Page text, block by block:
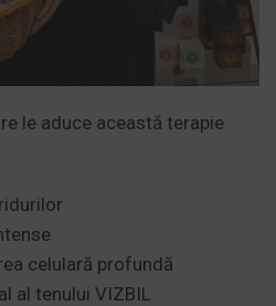
le aduce această terapie
celulară profundă
al tenului VIZBIL